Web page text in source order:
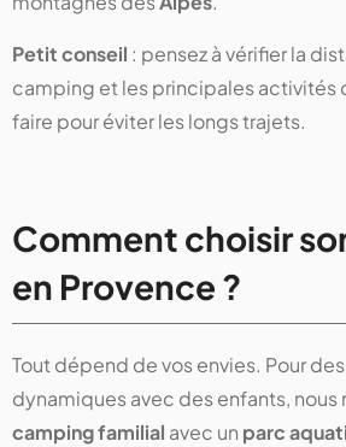
Petit conseil : pensez à vérifier la
camping et les principales activités
faire pour éviter les longs trajets.
Comment choisir
en Provence ?
Tout dépend de vos envies. Pour
dynamiques avec des enfants, nous
camping familial avec un parc